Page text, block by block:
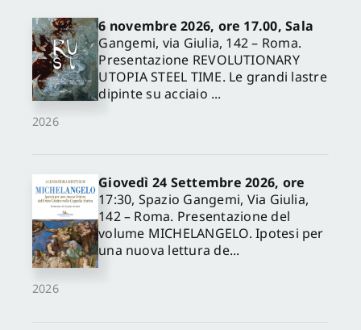
2026
6 novembre 2026, ore 17.00, Sala
Gangemi, via Giulia, 142 – Roma.
Presentazione REVOLUTIONARY
UTOPIA STEEL TIME. Le grandi lastre
dipinte su acciaio ...
2026
Giovedì 24 Settembre 2026, ore
17:30, Spazio Gangemi, Via Giulia,
142 – Roma. Presentazione del
volume MICHELANGELO. Ipotesi per
una nuova lettura de...